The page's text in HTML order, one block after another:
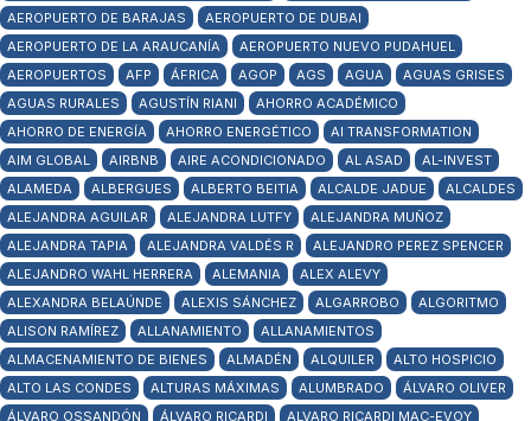
AEROPUERTO DE BARAJAS
AEROPUERTO DE DUBAI
AEROPUERTO DE LA ARAUCANÍA
AEROPUERTO NUEVO PUDAHUEL
AEROPUERTOS
AFP ÁFRICA AGOP AGS AGUA
AGUAS GRISES
AGUAS RURALES
AGUSTÍN RIANI
AHORRO ACADÉMICO
AHORRO DE ENERGÍA
AHORRO ENERGÉTICO
AI TRANSFORMATION
AIM GLOBAL
AIRBNB AIRE ACONDICIONADO AL ASAD
AL-INVEST
ALAMEDA
ALBERGUES ALBERTO BEITIA ALCALDE JADUE
ALCALDES
ALEJANDRA AGUILAR
ALEJANDRA LUTFY
ALEJANDRA MUÑOZ
ALEJANDRA TAPIA
ALEJANDRA VALDÉS R
ALEJANDRO PEREZ SPENCER
ALEJANDRO WAHL HERRERA
ALEMANIA
ALEX ALEVY
ALEXANDRA BELAÚNDE
ALEXIS SÁNCHEZ ALGARROBO
ALGORITMO
ALISON RAMÍREZ
ALLANAMIENTO
ALLANAMIENTOS
ALMACENAMIENTO DE BIENES
ALMADÉN ALQUILER
ALTO HOSPICIO
ALTO LAS CONDES
ALTURAS MÁXIMAS ALUMBRADO
ÁLVARO OLIVER
ÁLVARO OSSANDÓN
ÁLVARO RICARDI
ALVARO RICARDI MAC-EVOY